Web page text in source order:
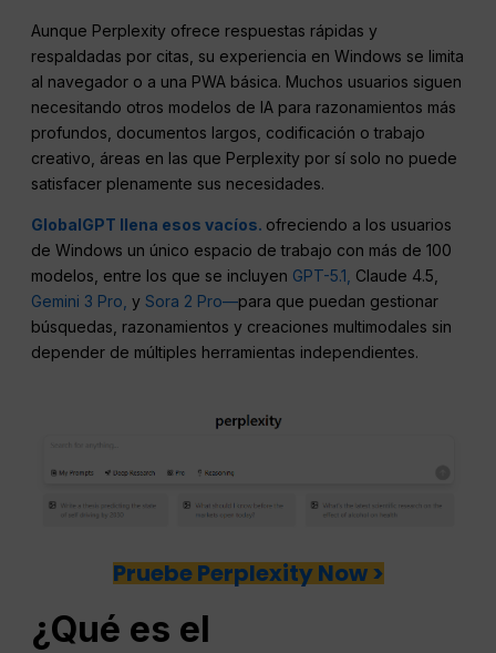
Aunque Perplexity ofrece respuestas rápidas y
respaldadas por citas, su experiencia en Windows se limita
al navegador o a una PWA básica. Muchos usuarios siguen
necesitando otros modelos de IA para razonamientos más
profundos, documentos largos, codificación o trabajo
creativo, áreas en las que Perplexity por sí solo no puede
satisfacer plenamente sus necesidades.
GlobalGPT llena esos vacíos. ofreciendo a los usuarios
de Windows un único espacio de trabajo con más de 100
modelos, entre los que se incluyen GPT-5.1, Claude 4.5,
Gemini 3 Pro, ySora 2 Pro—para que puedan gestionar
búsquedas, razonamientos y creaciones multimodales sin
depender de múltiples herramientas independientes.
Pruebe Perplexity Now >
¿Qué es el